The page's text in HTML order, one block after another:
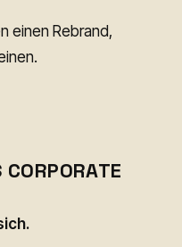
einen Rebrand,
CORPORATE